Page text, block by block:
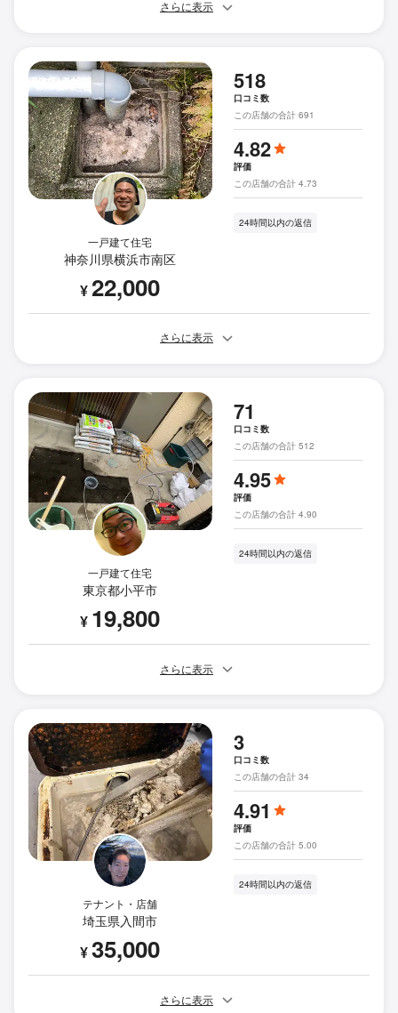
さらに表示
一戸建て住宅
神奈川県横浜市南区
¥22,000
518
口コミ数
この店舗の合計 691
4.82
評価
この店舗の合計 4.73
24時間以内の返信
さらに表示
一戸建て住宅
東京都小平市
¥ 19,800
71
口コミ数
この店舗の合計 512
4.95
評価
この店舗の合計 4.90
24時間以内の返信
さらに表示
テナント・店舗
埼玉県入間市
¥35,000
3
口コミ数
この店舗の合計 34
4.91
評価
この店舗の合計 5.00
24時間以内の返信
さらに表示